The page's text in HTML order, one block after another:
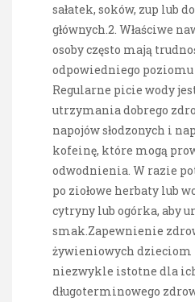
sałatek, soków, zup lub
głównych.2. Właściwe
osoby często mają
odpowiedniego
Regularne picie wody
utrzymania dobrego
napojów słodzonych i
kofeinę, które mogą
odwodnienia. W razie
po ziołowe herbaty lub
cytryny lub ogórka, aby
smak.Zapewnienie
żywieniowych dzieciom
niezwykle istotne dla
długoterminowego